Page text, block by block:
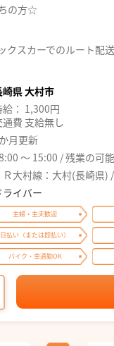
の方☆
スカーでのルート配送
崎県 大村市
給： 1,300円
通費 支給無し
月更新
～ 15:00 / 残業の可
Ｒ大村線：大村(長崎県)
ライバー
主婦・主夫歓迎
日払い（または即払い）
バイク・車通勤OK